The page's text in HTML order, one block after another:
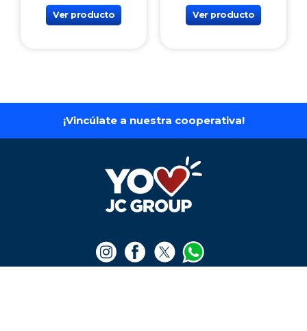
Ver producto Ver producto
¡Vincúlate a nuestra cooperativa!